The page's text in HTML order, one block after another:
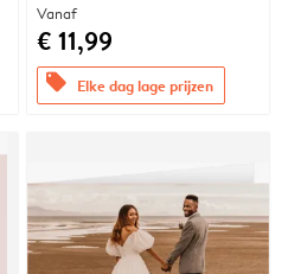
Vanaf
€ 11,99
offers Elke dag lage prijzen